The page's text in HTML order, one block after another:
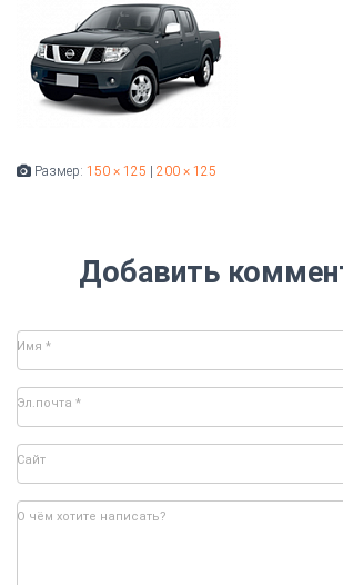
Размер: 150 × 125 200 × 125
Добавить
Имя *
Эл.почта *
Сайт
О чём хотите написать?